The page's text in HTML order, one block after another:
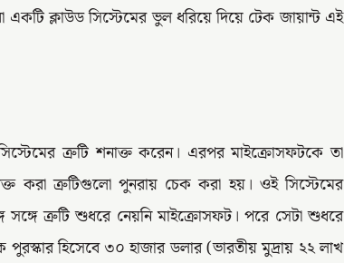
ক্লাউড সিস্টেমের ভুল ধরিয়ে দিয়ে টেক জায়ান্ট এই
ত্রুটি শনাক্ত করেন। এরপর মাইক্রোসফটকে তা
করা ত্রুটিগুলো পুনরায় চেক করা হয়। ওই সিস্টেমের
ত্রুটি শুধরে নেয়নি মাইক্রোসফট। পরে সেটা শুধরে
হিসেবে ৩০ হাজার ডলার (ভারতীয় মুদ্রায় ২২ লাখ